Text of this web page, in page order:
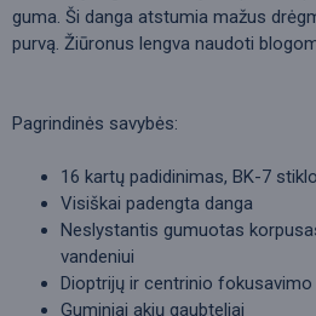
guma. Ši danga atstumia mažus
purvą. Žiūronus lengva naudoti
Pagrindinės savybės:
16 kartų padidinimas, BK-7
Visiškai padengta danga
Neslystantis gumuotas
vandeniui
Dioptrijų ir centrinio fokusavimo
Guminiai akių gaubteliai